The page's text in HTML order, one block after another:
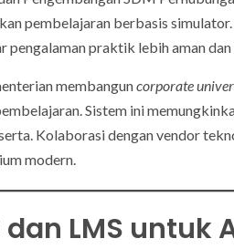
pembelajaran berbasis
pengalaman praktik lebih aman
membanguncorporate
Sistem ini
Kolaborasi dengan vendor
modern.
dan LMS